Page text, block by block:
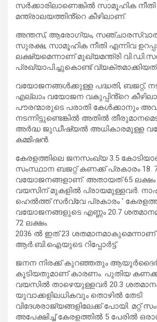
സർക്കാരിലാണെങ്കിൽ സാമൂഹിക
മന്ത്രാലയത്തിൻ്റെ കീഴിലാണ്.
അന്തസ്, ആരോഗ്യം,
സുരക്ഷ, സാമൂഹിക നീതി എന്നിവ
ലക്ഷ്യമെന്നാണ് മുഖ്യമന്ത്രി
പ്രഖ്യാപിച്ചുകൊണ്ട്
വയോജനങ്ങൾക്കുള്ള പദ്ധതി, ബജറ്റ്,
എല്ലാം വയോജന വകുപ്പിൻ്റെ
പൗരന്മാരുടെ പരാതി കേൾക്കാനും
നടന്നിട്ടുണ്ടെങ്കിൽ അതിൽ
അർദ്ധ ജുഡീഷ്യൽ അധികാരമുള്ള
കമ്മിഷൻ.
കേരളത്തിലെ ജനസംഖ്യ 3.5
സംസ്ഥാന ബജറ്റ് കണക്ക് പ്രകാരം 18.
വയോജനങ്ങളാണ്. അതായത് 65 ലക്ഷം
വയസിന് മുകളിൽ പ്രായമുള്ളവർ.
ഹെൽത്ത് സർവ്വേ പ്രകാരം ‘
വയോജനങ്ങളുടെ എണ്ണം 20.7
72 ലക്ഷം.
2036 ൽ ഇത് 23 ശതമാനമാകുമെന്നാണ്
ആർ.ബി.ഐയുടെ റിപ്പോർട്ട്.
ജനന നിരക്ക് കുറഞ്ഞതും
കൂടിയതുമാണ് കാരണം. പുതിയ
വയസിൽ താഴെയുള്ളവർ 20.3
യുവാക്കളിലധികവും തൊഴിൽ തേടി
വിദേശരാജ്യങ്ങളിലേക്ക് പോയി. മറ്റ്
അപേക്ഷിച്ച് കേരളത്തിൽ 5 പേരിൽ